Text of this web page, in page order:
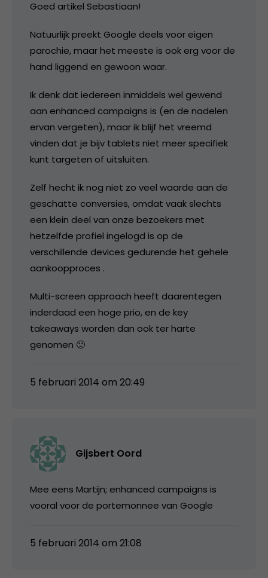
Goed artikel Sebastiaan!
Natuurlijk preekt Google deels voor eigen
parochie, maar het meeste is ook erg voor de
hand liggend en gewoon waar.
Ik denk dat iedereen inmiddels wel gewend
aan enhanced campaigns is (en de nadelen
ervan vergeten), maar ik blijf het vreemd
vinden dat je bijv tablets niet meer specifiek
kunt targeten of uitsluiten.
Zelf hecht ik nog niet zo veel waarde aan de
geschatte conversies, omdat vaak slechts
een klein deel van onze bezoekers met
hetzelfde profiel ingelogd is op de
verschillende devices gedurende het gehele
aankoopproces .
Multi-screen approach heeft daarentegen
inderdaad een hoge prio, en de key
takeaways worden dan ook ter harte
genomen 🙂
5 februari 2014 om 20:49
Gijsbert Oord
Mee eens Martijn; enhanced campaigns is
vooral voor de portemonnee van Google
5 februari 2014 om 21:08